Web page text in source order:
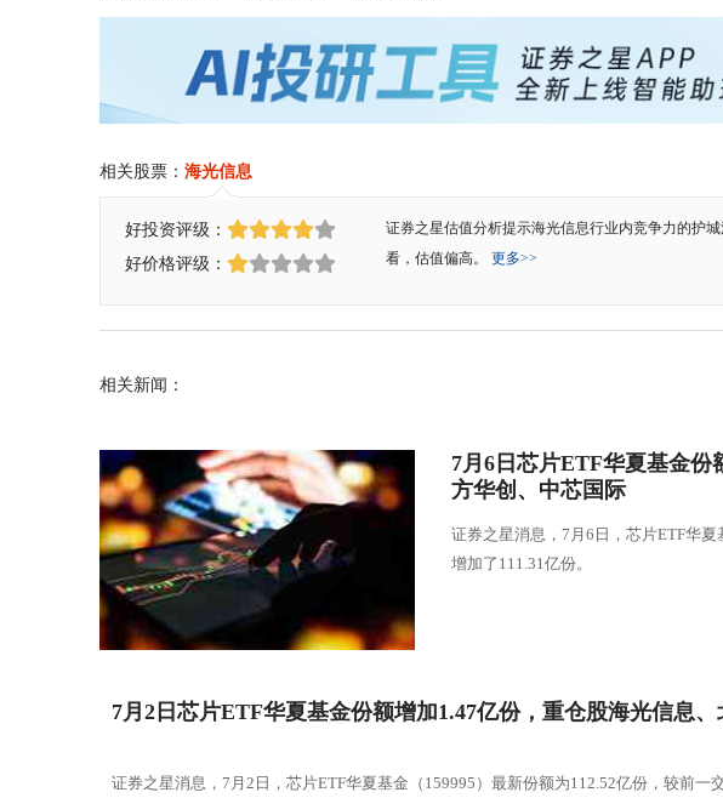
相关股票： 海光信息
好投资评级：
好价格评级：
证券之星估值分析提示海光信息行业内竞争力的护
看，估值偏高。 更多>>
相关新闻：
7月6日芯片ETF华夏基金份
方华创、中芯国际
证券之星消息，7月6日，芯片ETF华
增加了111.31亿份。
7月2日芯片ETF华夏基金份额增加1.47亿份，重仓股海光信息
证券之星消息，7月2日，芯片ETF华夏基金（159995）最新份额为112.52亿份，较前一